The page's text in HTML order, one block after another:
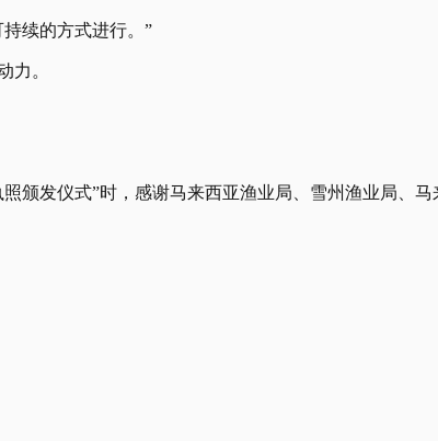
续的方式进行。”
力。
颁发仪式”时，感谢马来西亚渔业局、雪州渔业局、